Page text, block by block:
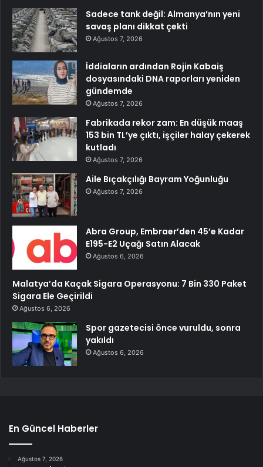
Sadece tank değil: Almanya’nın yeni
savaş planı dikkat çekti
Ağustos 7, 2026
İddiaların ardından Rojin Kabaiş
dosyasındaki DNA raporları yeniden
gündemde
Ağustos 7, 2026
Fabrikada rekor zam: En düşük maaş
153 bin TL’ye çıktı, işçiler halay çekerek
kutladı
Ağustos 7, 2026
Aile Bıçakçılığı Bayram Yoğunluğu
Ağustos 7, 2026
Abra Group, Embraer’den 45’e Kadar
E195-E2 Uçağı Satın Alacak
Ağustos 6, 2026
Malatya’da Kaçak Sigara Operasyonu: 7 Bin 330 Paket
Sigara Ele Geçirildi
Ağustos 6, 2026
Spor gazetecisi önce vuruldu, sonra
yakıldı
Ağustos 6, 2026
En Güncel Haberler
Ağustos 7, 2026